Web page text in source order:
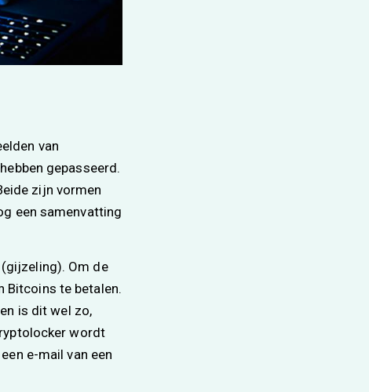
van
gepasseerd.
zijn vormen
een samenvatting
Om de
Bitcoins te betalen.
is dit wel zo,
wordt
e-mail van een